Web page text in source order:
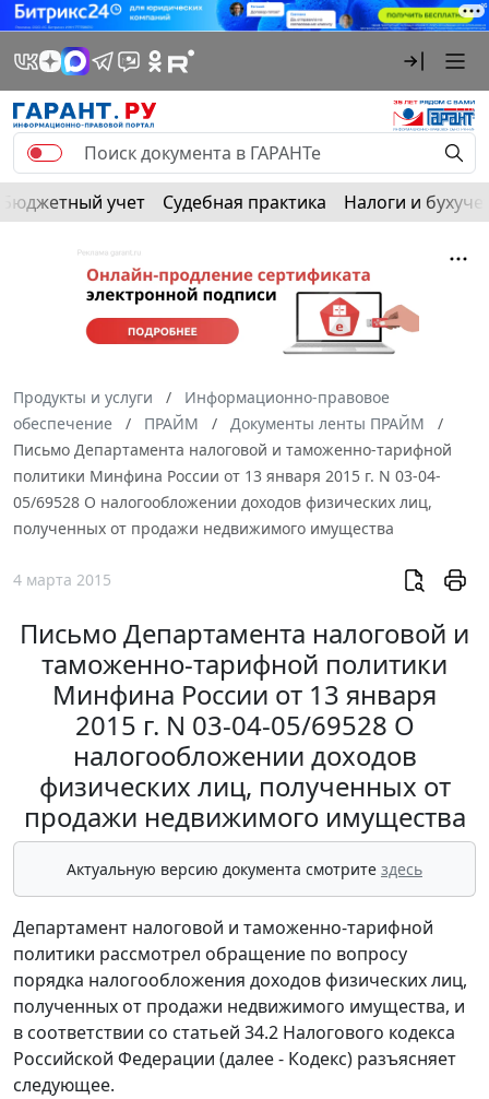
Бюджетный учет Судебная практика Налоги и
Продукты и услуги
Информационно-правовое
обеспечение
ПРАЙМ
Документы ленты ПРАЙМ
Письмо Департамента налоговой и таможенно-тарифной
политики Минфина России от 13 января 2015 г. N 03-04-
05/69528 О налогообложении доходов физических лиц,
полученных от продажи недвижимого имущества
4 марта 2015
Письмо Департамента налоговой и
таможенно-тарифной политики
Минфина России от 13 января
2015 г. N 03-04-05/69528 О
налогообложении доходов
физических лиц, полученных от
продажи недвижимого имущества
Актуальную версию документа смотрите здесь
Департамент налоговой и таможенно-тарифной
политики рассмотрел обращение по вопросу
порядка налогообложения доходов физических лиц,
полученных от продажи недвижимого имущества, и
в соответствии со статьей 34.2 Налогового кодекса
Российской Федерации (далее - Кодекс) разъясняет
следующее.